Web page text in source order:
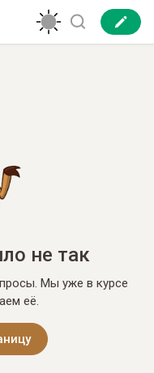
не так
Мы уже в курсе
её.